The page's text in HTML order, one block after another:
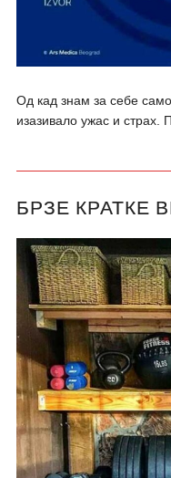
Од кад знам за себе
изазивало ужас и страх.
БРЗЕ КРАТКЕ